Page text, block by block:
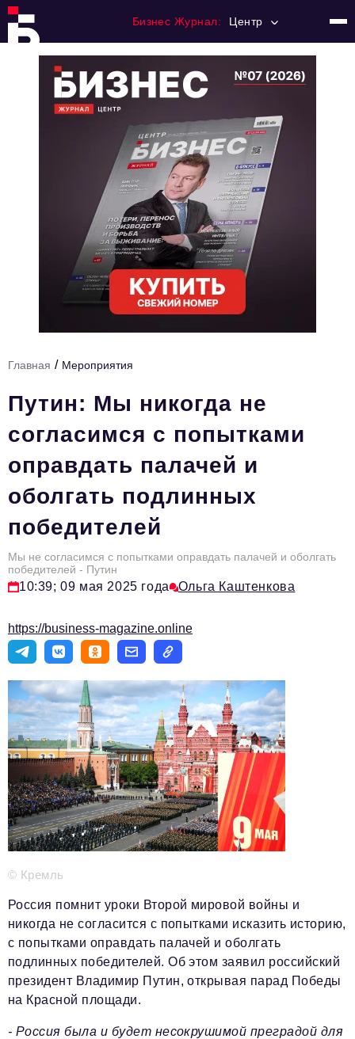
Бизнес Журнал: Центр
Регулирование
Премия "Тульский Бизнес"
История тульского предпринимательства
Тема номера
HR
Персона номера
Инфраструктура развития
Технологии и тренды
Туризм
Импортозамещение
Авторские материалы
Телефон редакции:+7 495 727-01-67
Электронные почты редакции:
Информационный отдел
info@business-magazine.online
Отдел рекламы
reklama@business-magazine.online
Отдел распространения/редакционная подписка
Отдел по работе с партнерами
partner@business-magazine.online
Главная / Мероприятия
Путин: Мы никогда не
согласимся с попытками
оправдать палачей и
оболгать подлинных
победителей
Мы не согласимся с попытками оправдать палачей и оболгать
победителей - Путин
10:39; 09 мая 2025 года Ольга Каштенкова
https://business-magazine.online
© Кремль
Россия помнит уроки Второй мировой войны и
никогда не согласится с попытками исказить историю,
с попытками оправдать палачей и оболгать
подлинных победителей. Об этом заявил российский
президент Владимир Путин, открывая парад Победы
на Красной площади.
- Россия была и будет несокрушимой преградой для